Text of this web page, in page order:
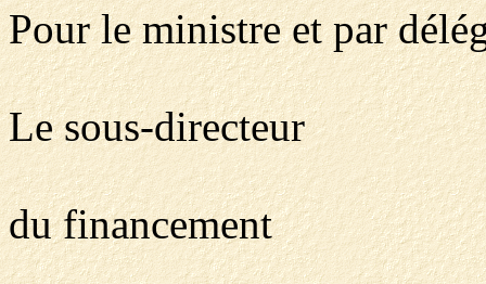
Pour le ministre et par
Le sous-directeur
du financement